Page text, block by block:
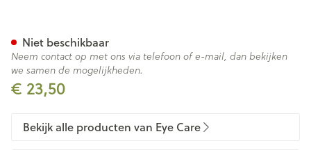
€ 23,50
Niet beschikbaar
Neem contact op met ons via telefoon of e-mail, dan bekijken
we samen de mogelijkheden.
Bekijk alle producten van Eye Care